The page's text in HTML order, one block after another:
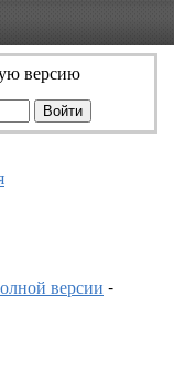
версию
версии -